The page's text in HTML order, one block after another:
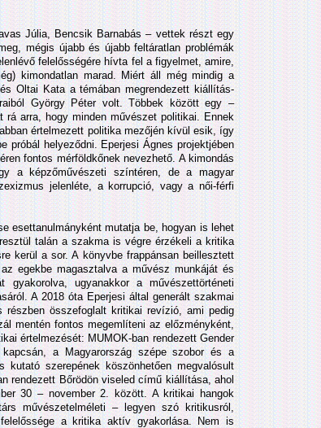
Júlia, Bencsik Barnabás – vettek részt egy
mégis újabb és újabb feltáratlan problémák
felelősségére hívta fel a figyelmet, amire,
kimondatlan marad. Miért áll még mindig a
Oltai Kata a témában megrendezett kiállítás-
György Péter volt. Többek között egy –
arra, hogy minden művészet politikai. Ennek
értelmezett politika mezőjén kívül esik, így
helyeződni. Eperjesi Ágnes projektjében
fontos mérföldkőnek nevezhető. A kimondás
a képzőművészeti színtéren, de a magyar
jelenléte, a korrupció, vagy a női-férfi
esettanulmányként mutatja be, hogyan is lehet
talán a szakma is végre érzékeli a kritika
kerül a sor. A könyvbe frappánsan beillesztett
egekbe magasztalva a művész munkáját és
ugyanakkor a művészettörténeti
A 2018 óta Eperjesi által generált szakmai
összefoglalt kritikai revízió, ami pedig
mentén fontos megemlíteni az előzményként,
értelmezését: MUMOK-ban rendezett Gender
a Magyarország szépe szobor és a
szerepének köszönhetően megvalósult
rendezett Bőrödön viseled című kiállítása, ahol
30 – november 2. között. A kritikai hangok
művészetelméleti – legyen szó kritikusról,
a kritika aktív gyakorlása. Nem is